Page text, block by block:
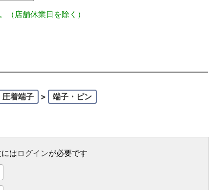
（店舗休業日を除く）
圧着端子 > 端子・ピン
はログインが必要です